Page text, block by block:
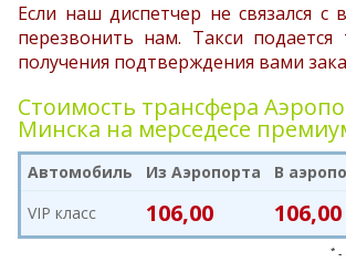
Если наш диспетчер не связался с
перезвонить нам. Такси подается
получения подтверждения вами
Стоимость трансфера
Минска на мерседесе
Автомобиль Из Аэропорта В
VIP класс
106,00 106,00
* -